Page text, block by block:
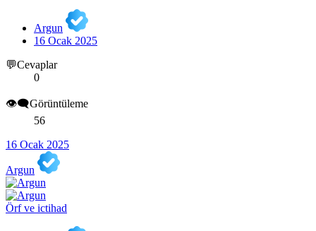
Argun
16 Ocak 2025
💬Cevaplar
0
👁️‍🗨️Görüntüleme
56
16 Ocak 2025
Argun
Örf ve ictihad